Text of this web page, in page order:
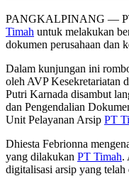
PANGKALPINANG —
Timah untuk melakukan
dokumen perusahaan dan
Dalam kunjungan ini
oleh AVP Kesekretariatan
Putri Karnada disambut
dan Pengendalian
Unit Pelayanan Arsip PT
Dhiesta Febrionna
yang dilakukan PT Timah.
digitalisasi arsip yang